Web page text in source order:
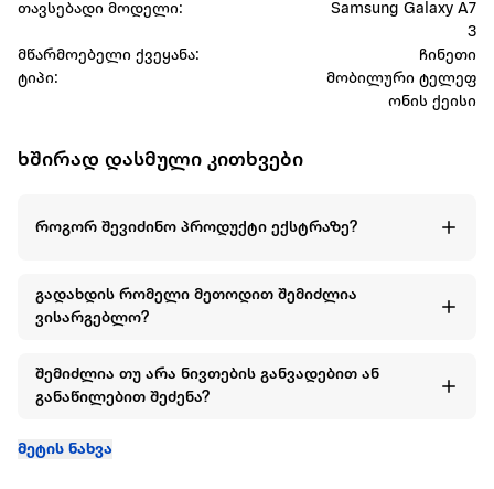
თავსებადი მოდელი:
Samsung Galaxy A7
3
მწარმოებელი ქვეყანა:
ჩინეთი
ტიპი:
მობილური ტელეფ
ონის ქეისი
ხშირად დასმული კითხვები
როგორ შევიძინო პროდუქტი ექსტრაზე?
გადახდის რომელი მეთოდით შემიძლია
ვისარგებლო?
შემიძლია თუ არა ნივთების განვადებით ან
განაწილებით შეძენა?
მეტის ნახვა